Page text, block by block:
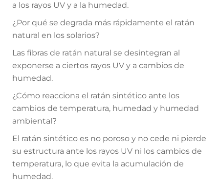
a los rayos UV y a la humedad.
¿Por qué se degrada más rápidamente el ratán
natural en los solarios?
Las fibras de ratán natural se desintegran al
exponerse a ciertos rayos UV y a cambios de
humedad.
¿Cómo reacciona el ratán sintético ante los
cambios de temperatura, humedad y humedad
ambiental?
El ratán sintético es no poroso y no cede ni pierde
su estructura ante los rayos UV ni los cambios de
temperatura, lo que evita la acumulación de
humedad.